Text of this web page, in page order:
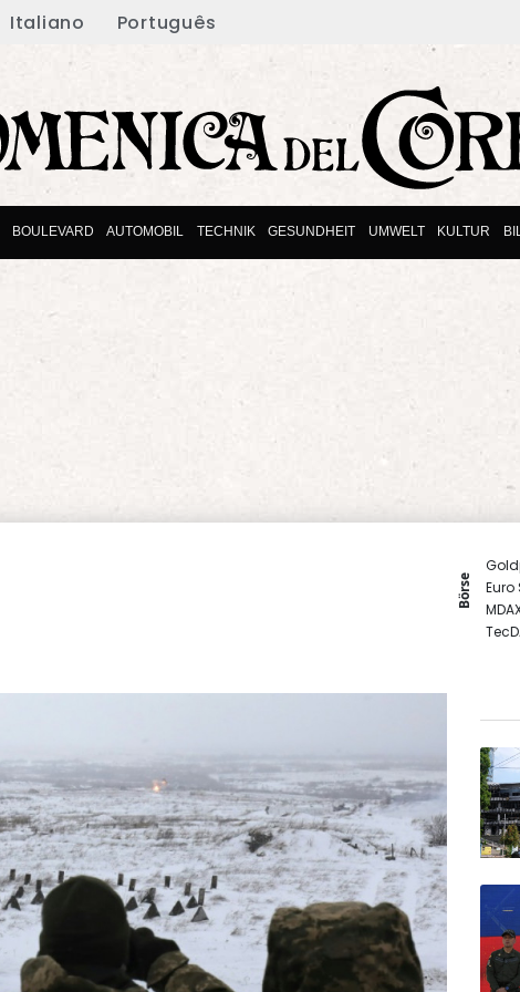
Italiano Português
BOULEVARD AUTOMOBIL TECHNIK GESUNDHEIT UMWELT KULTUR
Börse
Euro